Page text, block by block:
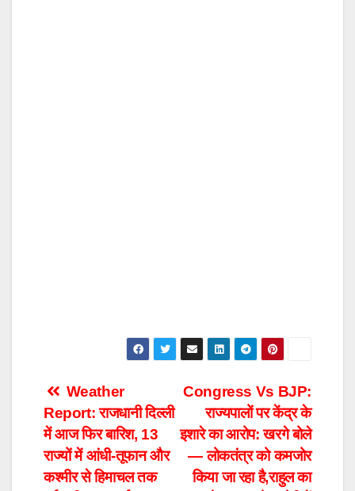
Post
navigation
Congress Vs BJP:
राज्यपालों पर केंद्र के
इशारे का आरोप: खरगे बोले
— लोकतंत्र को कमजोर
किया जा रहा है,राहुल का
Weather
Report: राजधानी दिल्ली
में आज फिर बारिश, 13
राज्यों में आंधी-तूफान और
कश्मीर से हिमाचल तक